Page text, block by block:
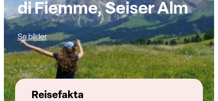
di Fiemme, Seiser Alm
Se bilder
Reisefakta